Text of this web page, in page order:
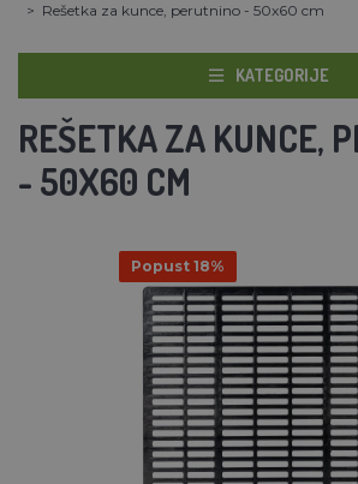
Rešetka za kunce, perutnino - 50x60 cm
KATEGORIJE
REŠETKA ZA KUNCE,
- 50X60 CM
Popust 18%